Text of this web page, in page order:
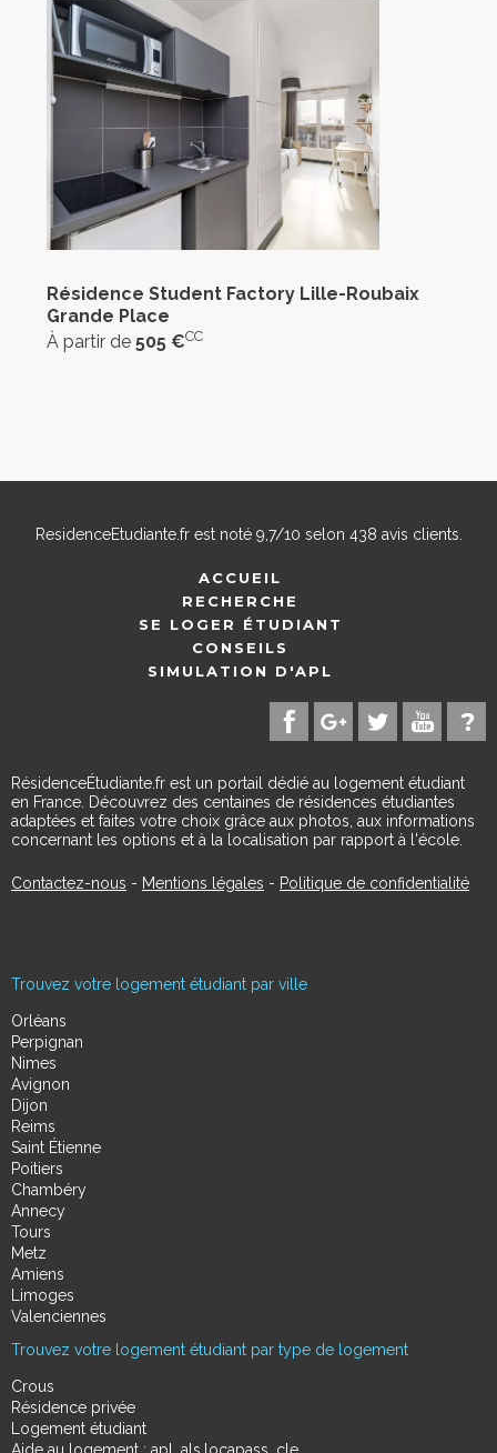
Résidence Student Factory Lille-Roubaix
Grande Place
À partir de 505 €CC
ResidenceEtudiante.frest noté 9,7/10 selon 438 avis clients.
ACCUEIL
RECHERCHE
SE LOGER ÉTUDIANT
CONSEILS
SIMULATION D'APL
RésidenceÉtudiante.fr est un portail dédié au logement étudiant
en France. Découvrez des centaines de résidences étudiantes
adaptées et faites votre choix grâce aux photos, aux informations
concernant les options et à la localisation par rapport à l'école.
Contactez-nous - Mentions légales - Politique de confidentialité
Trouvez votre logement étudiant par ville
Orléans
Perpignan
Nimes
Avignon
Dijon
Reims
Saint Étienne
Poitiers
Chambéry
Annecy
Tours
Metz
Amiens
Limoges
Valenciennes
Trouvez votre logement étudiant par type de logement
Crous
Résidence privée
Logement étudiant